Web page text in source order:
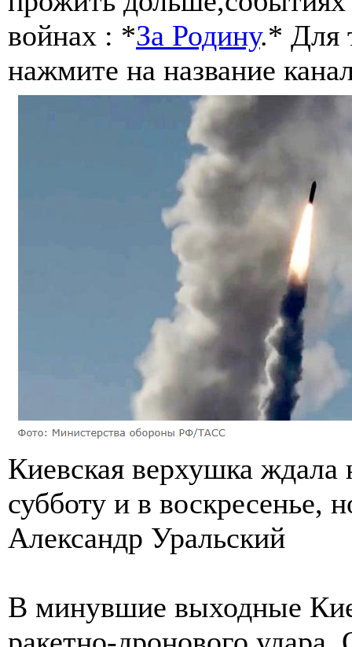
войнах : *За Родину.* Для
нажмите на название
Киевская верхушка ждала
субботу и в воскресенье,
Александр Уральский
В минувшие выходные